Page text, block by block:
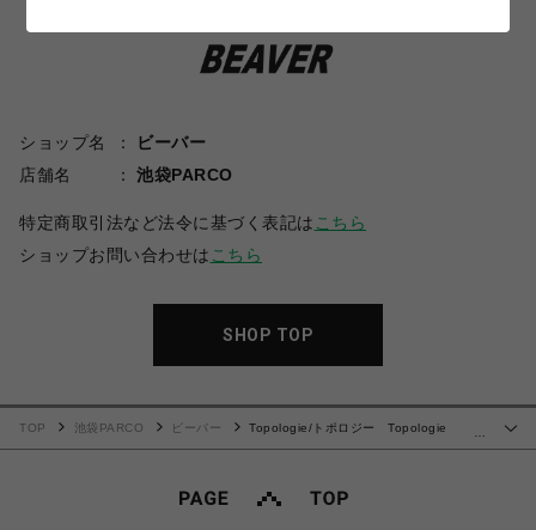
ショップ名
ビーバー
店舗名
池袋PARCO
特定商取引法など法令に基づく表記は こちら
ショップお問い合わせは こちら
SHOP TOP
TOP 池袋PARCO ビーバー
Topologie/トポロジー Topologie